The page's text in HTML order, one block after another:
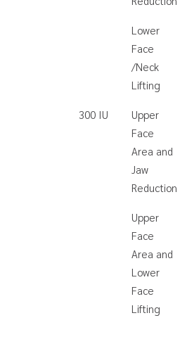
Lower
Face
/Neck
Lifting
300 IU
Upper
Face
Area and
Jaw
Reduction
Upper
Face
Area and
Lower
Face
Lifting